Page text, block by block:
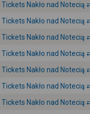
Tickets Nakło nad Notecią
Tickets Nakło nad Notecią
Tickets Nakło nad Notecią
Tickets Nakło nad Notecią
Tickets Nakło nad Notecią
Tickets Nakło nad Notecią
Tickets Nakło nad Notecią